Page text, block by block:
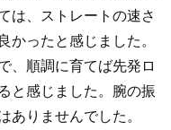
は、ストレートの速さ
かったと感じました。
、順調に育てば先発ロ
と感じました。腕の振
ありませんでした。